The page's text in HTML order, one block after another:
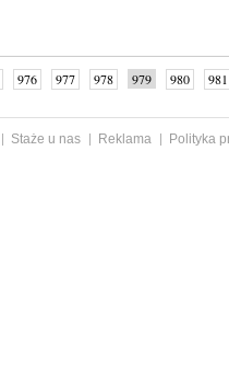
976 977 978 979 980
981
Staże u nas Reklama
Polityka